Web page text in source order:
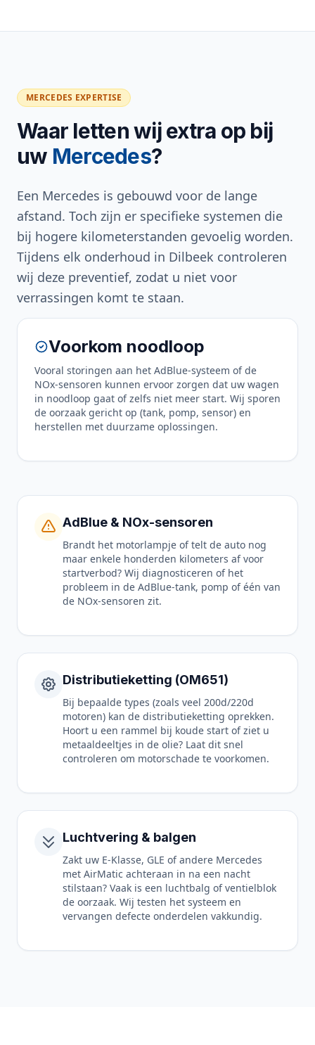
MERCEDES EXPERTISE
Waar letten wij extra op bij
uw Mercedes?
Een Mercedes is gebouwd voor de lange
afstand. Toch zijn er specifieke systemen die
bij hogere kilometerstanden gevoelig worden.
Tijdens elk onderhoud in Dilbeek controleren
wij deze preventief, zodat u niet voor
verrassingen komt te staan.
Voorkom noodloop
Vooral storingen aan het AdBlue-systeem of de
NOx-sensoren kunnen ervoor zorgen dat uw wagen
in noodloop gaat of zelfs niet meer start. Wij sporen
de oorzaak gericht op (tank, pomp, sensor) en
herstellen met duurzame oplossingen.
AdBlue & NOx-sensoren
Brandt het motorlampje of telt de auto nog
maar enkele honderden kilometers af voor
startverbod? Wij diagnosticeren of het
probleem in de AdBlue-tank, pomp of één van
de NOx-sensoren zit.
Distributieketting (OM651)
Bij bepaalde types (zoals veel 200d/220d
motoren) kan de distributieketting oprekken.
Hoort u een rammel bij koude start of ziet u
metaaldeeltjes in de olie? Laat dit snel
controleren om motorschade te voorkomen.
Luchtvering & balgen
Zakt uw E-Klasse, GLE of andere Mercedes
met AirMatic achteraan in na een nacht
stilstaan? Vaak is een luchtbalg of ventielblok
de oorzaak. Wij testen het systeem en
vervangen defecte onderdelen vakkundig.